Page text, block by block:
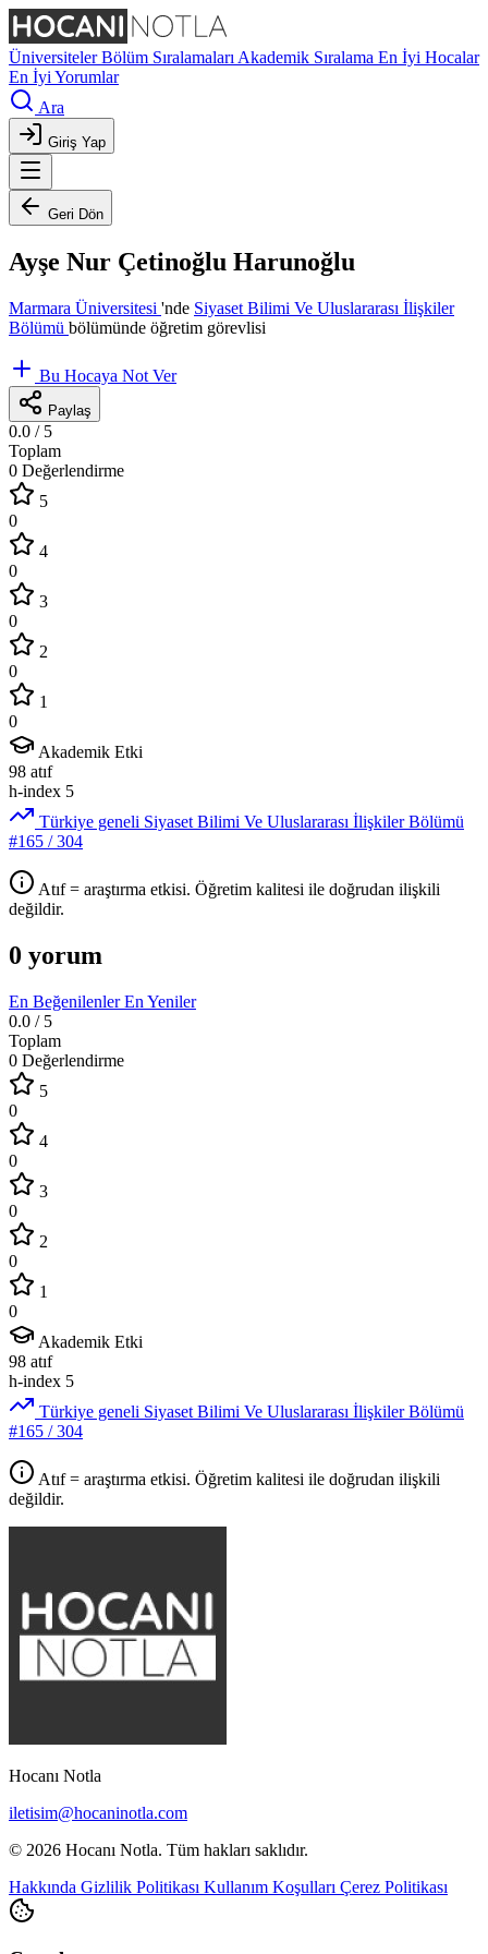
ÜniversitelerBölüm Sıralamaları Akademik Sıralama En İyi Hocalar
En İyi Yorumlar
Ara
Giriş Yap
Geri Dön
Ayşe Nur Çetinoğlu Harunoğlu
Marmara Üniversitesi 'nde Siyaset Bilimi Ve Uluslararası İlişkiler
Bölümü bölümünde öğretim görevlisi
Bu Hocaya Not Ver
Paylaş
0.0 / 5
Toplam
0 Değerlendirme
5
0
4
0
3
0
2
0
1
0
Akademik Etki
98 atıf
h-index 5
Türkiye geneli Siyaset Bilimi Ve Uluslararası İlişkiler Bölümü
#165 / 304
Atıf = araştırma etkisi. Öğretim kalitesi ile doğrudan ilişkili
değildir.
0 yorum
En BeğenilenlerEn Yeniler
0.0 / 5
Toplam
0 Değerlendirme
5
0
4
0
3
0
2
0
1
0
Akademik Etki
98 atıf
h-index 5
Türkiye geneli Siyaset Bilimi Ve Uluslararası İlişkiler Bölümü
#165 / 304
Atıf = araştırma etkisi. Öğretim kalitesi ile doğrudan ilişkili
değildir.
Hocanı Notla
iletisim@hocaninotla.com
© 2026 Hocanı Notla. Tüm hakları saklıdır.
Hakkında Gizlilik Politikası Kullanım Koşulları Çerez Politikası